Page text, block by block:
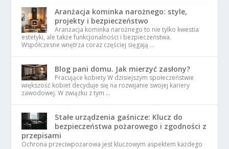
Aranżacja kominka narożnego: style,
projekty i bezpieczeństwo
Aranżacja kominka narożnego to nie tylko kwestia
estetyki, ale także funkcjonalności i bezpieczeństwa.
Współczesne wnętrza coraz częściej sięgają …
Blog pani domu. Jak mierzyć zasłony?
Pracujące kobiety W dzisiejszym społeczeństwie
większość kobiet decyduje się na rozwijanie swojej kariery
zawodowej. W związku z tym …
Stałe urządzenia gaśnicze: Klucz do
bezpieczeństwa pożarowego i zgodności z
przepisami
Ochrona przeciwpożarowa jest kluczowym aspektem każdego